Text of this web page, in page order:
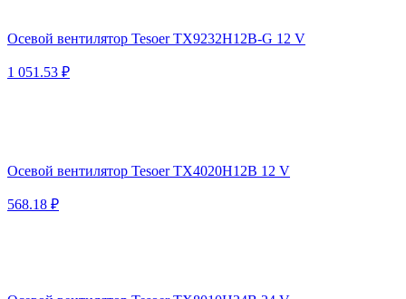
Осевой вентилятор Tesoer TX9232H12B-G 12 V
1 051.53 ₽
Осевой вентилятор Tesoer TX4020H12B 12 V
568.18 ₽